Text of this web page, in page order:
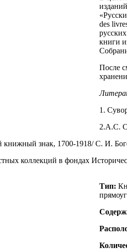
des
книги
После
1.
2.А.С.
знак, 1700-1918/ С. И.
коллекций в фондах
Тип: